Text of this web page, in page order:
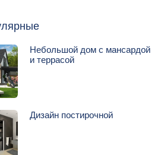
Небольшой дом с мансардой
и террасой
Дизайн постирочной